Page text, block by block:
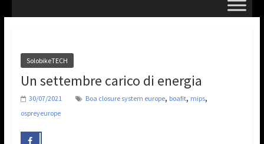
SolobikeTECH
Un settembre carico di energia
30/07/2021 Boa closure system europe, boafit, mips,
ospreyeurope